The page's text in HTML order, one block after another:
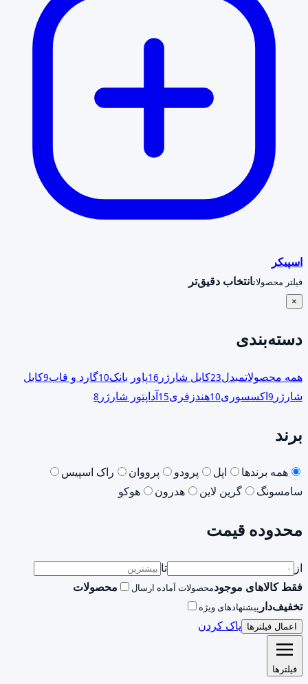
اسپیکر
فیلتر محصولاتانتخاب دقیق‌تر
×
دسته‌بندی
همه محصولاتمبدل23کابل شارژر 16پاور بانک10گارد و قاب9کابل
شارژر 9اکسسوری10هندزفری15آداپتور شارژر 8
برند
همه برندها اپل پرودو پرووان
راک اسپیس
سامسونگ
گرین لاین هدرون هوکو
محدوده قیمت
از
تا
فقط کالاهای موجودمحصولات آماده ارسال
محصولات
تخفیف‌دار پیشنهادهای ویژه
اعمال فیلترها پاک کردن
فیلترها